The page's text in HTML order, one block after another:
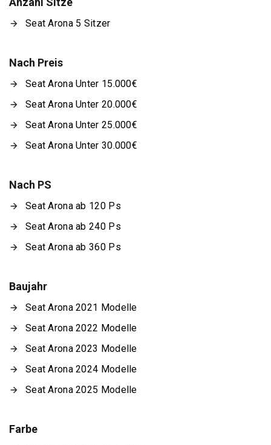
Seat Arona 5 Sitzer
Nach Preis
Seat Arona Unter 15.000€
Seat Arona Unter 20.000€
Seat Arona Unter 25.000€
Seat Arona Unter 30.000€
Nach PS
Seat Arona ab 120 Ps
Seat Arona ab 240 Ps
Seat Arona ab 360 Ps
Baujahr
Seat Arona 2021 Modelle
Seat Arona 2022 Modelle
Seat Arona 2023 Modelle
Seat Arona 2024 Modelle
Seat Arona 2025 Modelle
Farbe